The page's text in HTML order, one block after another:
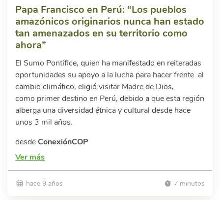
Papa Francisco en Perú: “Los pueblos
amazónicos originarios nunca han estado
tan amenazados en su territorio como
ahora”
El Sumo Pontífice, quien ha manifestado en reiteradas
oportunidades su apoyo a la lucha para hacer frente al
cambio climático, eligió visitar Madre de Dios,
como primer destino en Perú, debido a que esta región
alberga una diversidad étnica y cultural desde hace
unos 3 mil años.
desde ConexiónCOP
Ver más
hace 9 años 7 minutos